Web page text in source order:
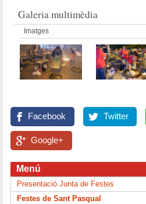
Galeria multimèdia
Imatges
Facebook Twitter
Google+
Menú
Presentació Junta de Festes
Festes de Sant Pasqual